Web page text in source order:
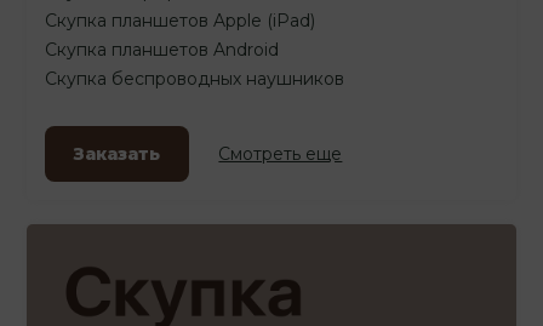
Скупка планшетов Apple (iPad)
Скупка планшетов Android
Скупка беспроводных наушников
Заказать Смотреть еще